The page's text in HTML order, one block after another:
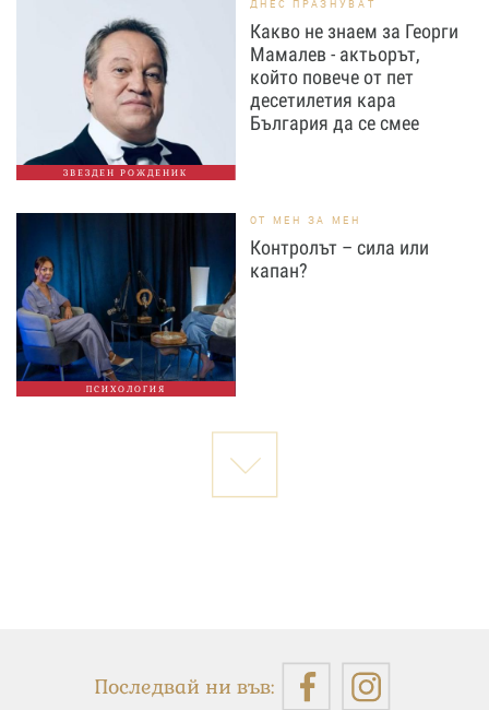
ЗВЕЗДЕН РОЖДЕНИК
ДНЕС ПРАЗНУВАТ
Какво не знаем за Георги
Мамалев - актьорът,
който повече от пет
десетилетия кара
България да се смее
ПСИХОЛОГИЯ
ОТ МЕН ЗА МЕН
Контролът – сила или
капан?
Последвай ни във: